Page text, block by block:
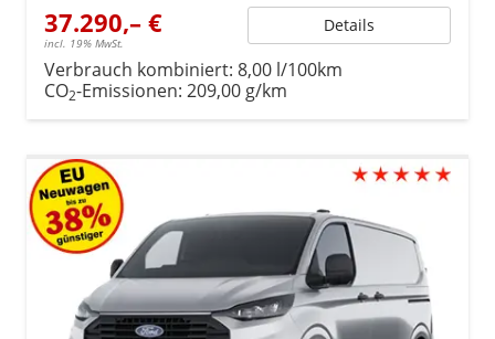
37.290,– €
incl. 19% MwSt.
Details
Verbrauch kombiniert: 8,00 l/100km
CO2-Emissionen: 209,00 g/km